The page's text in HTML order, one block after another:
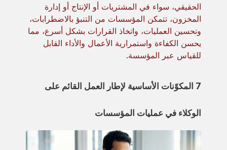
الحقيقي، سواء في المشتريات أو الإنتاج أو إدارة
المخزون، تتمكن المؤسسات من التنبؤ بالاضطرابات،
وتحسين العمليات، واتخاذ القرارات بشكل أسرع، مما
يحسن الكفاءة واستمرارية الأعمال والأداء القابل
للقياس عبر المؤسسة.
7 المكوّنات الأساسية لإطار العمل القائم على
الوكلاء في عمليات المؤسسات